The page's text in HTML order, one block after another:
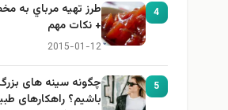
طرز تهيه مرباي به مخصوص مجلسي
+ نكات مهم
2015-01-12
چگونه سینه های بزرگ داشته
باشیم؟ راهکارهای طبیعی و خانگی